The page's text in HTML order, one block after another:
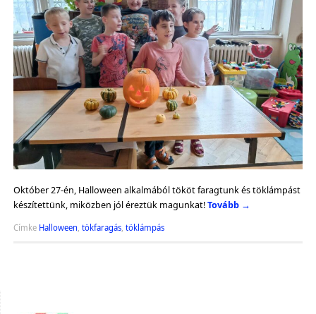
Október 27-én, Halloween alkalmából tököt faragtunk és töklámpást
készítettünk, miközben jól éreztük magunkat!Tovább →
Címke Halloween, tökfaragás, töklámpás